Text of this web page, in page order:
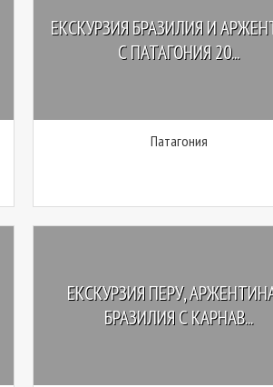
ЕКСКУРЗИЯ БРАЗИЛИЯ И
С ПАТАГОНИЯ 20...
Патагония
ЕКСКУРЗИЯ ПЕРУ,
БРАЗИЛИЯ С КАРНАВ...